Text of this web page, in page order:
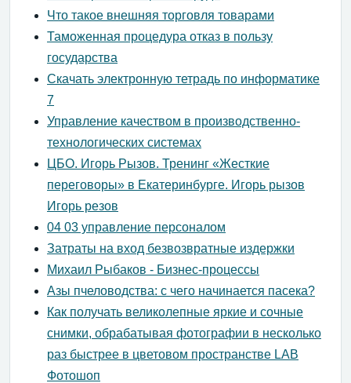
Что такое внешняя торговля товарами
Таможенная процедура отказ в пользу
государства
Скачать электронную тетрадь по информатике
7
Управление качеством в производственно-
технологических системах
ЦБО. Игорь Рызов. Тренинг «Жесткие
переговоры» в Екатеринбурге. Игорь рызов
Игорь резов
04 03 управление персоналом
Затраты на вход безвозвратные издержки
Михаил Рыбаков - Бизнес-процессы
Азы пчеловодства: с чего начинается пасека?
Как получать великолепные яркие и сочные
снимки, обрабатывая фотографии в несколько
раз быстрее в цветовом пространстве LAB
Фотошоп